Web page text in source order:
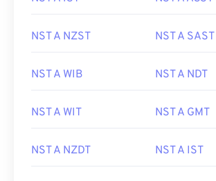
NST A NZST NST A SAST
NST A WIB NST A NDT
NST A WIT NST A GMT
NST A NZDT NST A IST